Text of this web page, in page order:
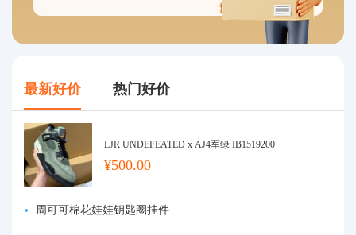
最新好价 热门好价
LJR UNDEFEATED x AJ4军绿 IB1519200
¥500.00
周可可棉花娃娃钥匙圈挂件